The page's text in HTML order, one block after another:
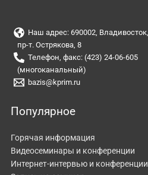
Наш адрес: 690002, Владивосток,
пр-т. Острякова, 8
Телефон, факс: (423) 24-06-605
(многоканальный)
bazis@kprim.ru
Популярное
Горячая информация
Видеосеминары и конференции
Интернет-интервью и конференции